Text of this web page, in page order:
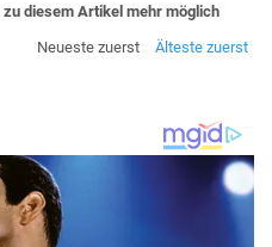
diesem Artikel mehr möglich
Neueste zuerst
Älteste zuerst